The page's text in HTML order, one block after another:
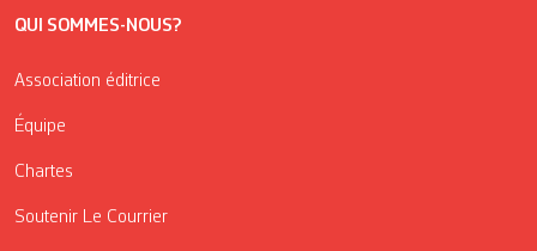
QUI SOMMES-NOUS?
Association éditrice
Équipe
Chartes
Soutenir Le Courrier